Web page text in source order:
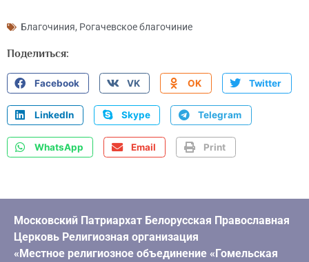
Благочиния, Рогачевское благочиние
Поделиться:
Facebook VK OK Twitter
LinkedIn Skype Telegram
WhatsApp Email Print
Московский Патриархат Белорусская Православная
Церковь Религиозная организация
«Местное религиозное объединение «Гомельская